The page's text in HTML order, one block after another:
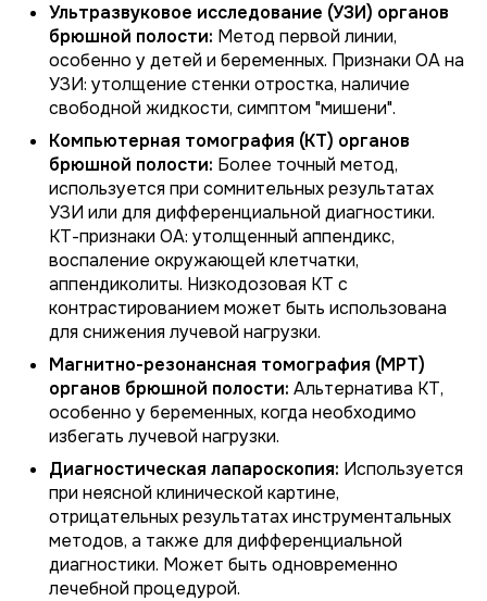
Ультразвуковое исследование (УЗИ) органов
брюшной полости: Метод первой линии,
особенно у детей и беременных. Признаки ОА на
УЗИ: утолщение стенки отростка, наличие
свободной жидкости, симптом "мишени".
Компьютерная томография (КТ) органов
брюшной полости: Более точный метод,
используется при сомнительных результатах
УЗИ или для дифференциальной диагностики.
КТ-признаки ОА: утолщенный аппендикс,
воспаление окружающей клетчатки,
аппендиколиты. Низкодозовая КТ с
контрастированием может быть использована
для снижения лучевой нагрузки.
Магнитно-резонансная томография (МРТ)
органов брюшной полости: Альтернатива КТ,
особенно у беременных, когда необходимо
избегать лучевой нагрузки.
Диагностическая лапароскопия: Используется
при неясной клинической картине,
отрицательных результатах инструментальных
методов, а также для дифференциальной
диагностики. Может быть одновременно
лечебной процедурой.